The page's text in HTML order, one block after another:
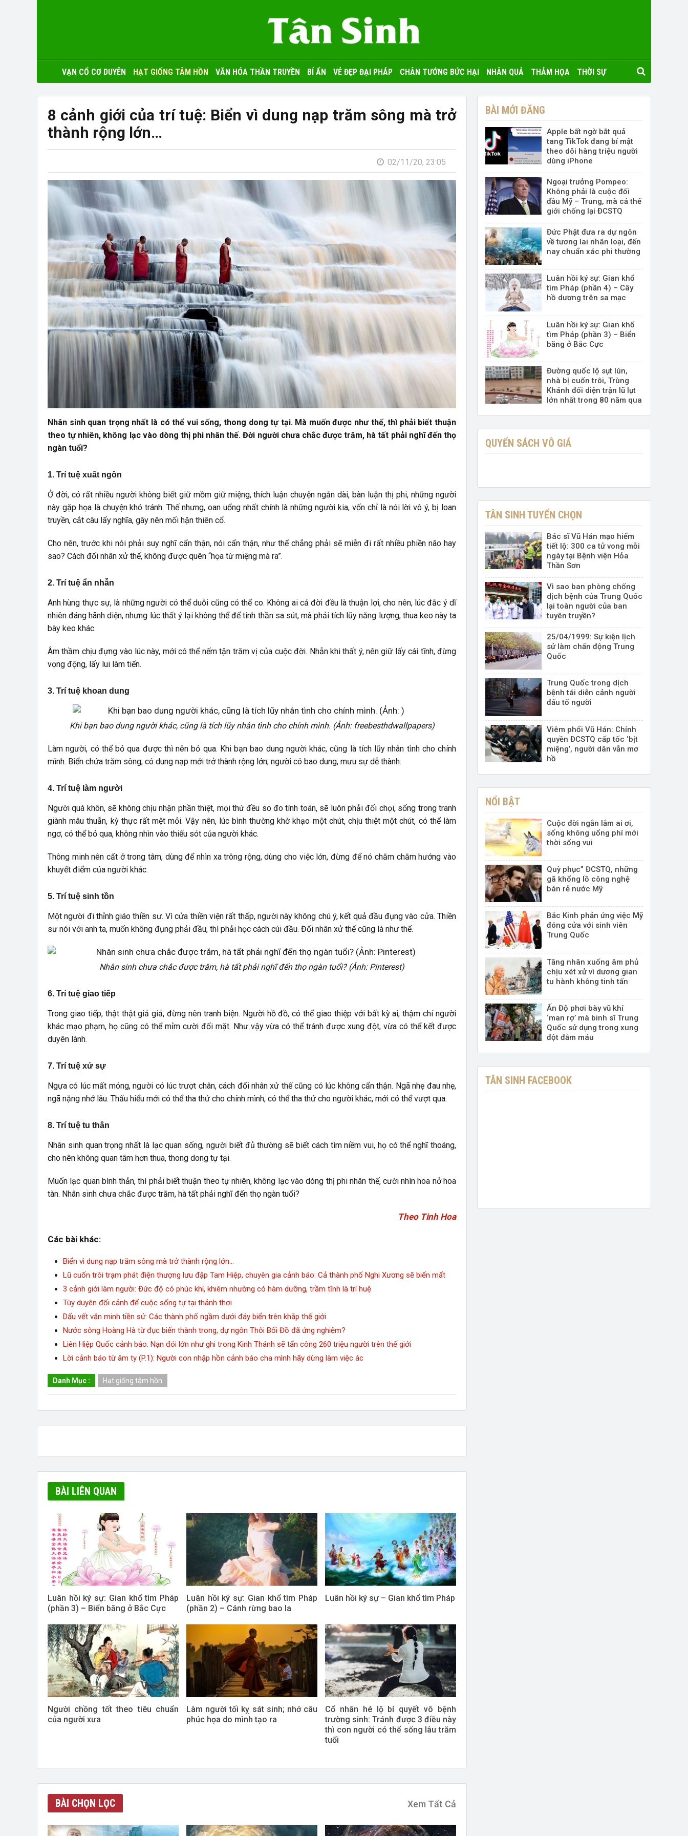
VẠN CỔ CƠ DUYÊN HẠT GIỐNG TÂM HỒN VĂN HÓA THẦN TRUYỀN BÍ ẨN VẺ ĐẸP ĐẠI PHÁP CHÂN TƯỚNG BỨC HẠI NHÂN QUẢ THẢM HỌA THỜI SỰ
8 cảnh giới của trí tuệ: Biển vì dung nạp trăm sông mà trở
thành rộng lớn…
02/11/20, 23:05
Nhân sinh quan trọng nhất là có thể vui sống, thong dong tự tại. Mà muốn được như thế, thì phải biết thuận
theo tự nhiên, không lạc vào dòng thị phi nhân thế. Đời người chưa chắc được trăm, hà tất phải nghĩ đến thọ
ngàn tuổi?
1. Trí tuệ xuất ngôn
Ở đời, có rất nhiều người không biết giữ mồm giữ miệng, thích luận chuyện ngắn dài, bàn luận thị phi, những người
này gặp họa là chuyện khó tránh. Thế nhưng, oan uổng nhất chính là những người kia, vốn chỉ là nói lời vô ý, bị loan
truyền, cắt câu lấy nghĩa, gây nên mối hận thiên cổ.
Cho nên, trước khi nói phải suy nghĩ cẩn thận, nói cẩn thận, như thế chẳng phải sẽ miễn đi rất nhiều phiền não hay
sao? Cách đối nhân xử thế, không được quên “họa từ miệng mà ra”.
2. Trí tuệ ẩn nhẫn
Anh hùng thực sự, là những người có thể duỗi cũng có thể co. Không ai cả đời đều là thuận lợi, cho nên, lúc đắc ý dĩ
nhiên đáng hãnh diện, nhưng lúc thất ý lại không thể để tinh thần sa sút, mà phải tích lũy năng lượng, thua keo này ta
bày keo khác.
Âm thầm chịu đựng vào lúc này, mới có thể nếm tận trăm vị của cuộc đời. Nhẫn khi thất ý, nên giữ lấy cái tĩnh, đừng
vọng động, lấy lui làm tiến.
3. Trí tuệ khoan dung
Khi bạn bao dung người khác, cũng là tích lũy nhân tình cho chính mình. (Ảnh: freebesthdwallpapers)
Làm người, có thể bỏ qua được thì nên bỏ qua. Khi bạn bao dung người khác, cũng là tích lũy nhân tình cho chính
mình. Biển chứa trăm sông, có dung nạp mới trở thành rộng lớn; người có bao dung, mưu sự dễ thành.
4. Trí tuệ làm người
Người quá khôn, sẽ không chịu nhận phần thiệt, mọi thứ đều so đo tính toán, sẽ luôn phải đối chọi, sống trong tranh
giành mâu thuẫn, kỳ thực rất mệt mỏi. Vậy nên, lúc bình thường khờ khạo một chút, chịu thiệt một chút, có thể làm
ngơ, có thể bỏ qua, không nhìn vào thiếu sót của người khác.
Thông minh nên cất ở trong tâm, dùng để nhìn xa trông rộng, dùng cho việc lớn, đừng để nó chằm chằm hướng vào
khuyết điểm của người khác.
5. Trí tuệ sinh tồn
Một người đi thỉnh giáo thiền sư. Vì cửa thiền viện rất thấp, người này không chú ý, kết quả đầu đụng vào cửa. Thiền
sư nói với anh ta, muốn không đụng phải đầu, thì phải học cách cúi đầu. Đối nhân xử thế cũng là như thế.
Nhân sinh chưa chắc được trăm, hà tất phải nghĩ đến thọ ngàn tuổi? (Ảnh: Pinterest)
6. Trí tuệ giao tiếp
Trong giao tiếp, thật thật giả giả, đừng nên tranh biện. Người hồ đồ, có thể giao thiệp với bất kỳ ai, thậm chí người
khác mạo phạm, họ cũng có thể mỉm cười đối mặt. Như vậy vừa có thể tránh được xung đột, vừa có thể kết được
duyên lành.
7. Trí tuệ xử sự
Ngựa có lúc mất móng, người có lúc trượt chân, cách đối nhân xử thế cũng có lúc không cẩn thận. Ngã nhẹ đau nhẹ,
ngã nặng nhớ lâu. Thấu hiểu mới có thể tha thứ cho chính mình, có thể tha thứ cho người khác, mới có thể vượt qua.
8. Trí tuệ tu thân
Nhân sinh quan trọng nhất là lạc quan sống, người biết đủ thường sẽ biết cách tìm niềm vui, họ có thể nghĩ thoáng,
cho nên không quan tâm hơn thua, thong dong tự tại.
Muốn lạc quan bình thản, thì phải biết thuận theo tự nhiên, không lạc vào dòng thị phi nhân thế, cười nhìn hoa nở hoa
tàn. Nhân sinh chưa chắc được trăm, hà tất phải nghĩ đến thọ ngàn tuổi?
Theo Tinh Hoa
Các bài khác:
Biển vì dung nạp trăm sông mà trở thành rộng lớn…
Lũ cuốn trôi trạm phát điện thượng lưu đập Tam Hiệp, chuyên gia cảnh báo: Cả thành phố Nghi Xương sẽ biến mất
3 cảnh giới làm người: Đức độ có phúc khí, khiêm nhường có hàm dưỡng, trầm tĩnh là trí huệ
Tùy duyên đối cảnh để cuộc sống tự tại thảnh thơi
Dấu vết văn minh tiền sử: Các thành phố ngầm dưới đáy biển trên khắp thế giới
Nước sông Hoàng Hà từ đục biến thành trong, dự ngôn Thôi Bối Đồ đã ứng nghiệm?
Liên Hiệp Quốc cảnh báo: Nạn đói lớn như ghi trong Kinh Thánh sẽ tấn công 260 triệu người trên thế giới
Lời cảnh báo từ âm ty (P.1): Người con nhập hồn cảnh báo cha mình hãy dừng làm việc ác
Danh Mục : Hạt giống tâm hồn
BÀI LIÊN QUAN
Luân hồi ký sự: Gian khổ tìm Pháp
(phần 3) – Biển băng ở Bắc Cực
Luân hồi ký sự: Gian khổ tìm Pháp
(phần 2) – Cánh rừng bao la
Luân hồi ký sự – Gian khổ tìm Pháp
Người chồng tốt theo tiêu chuẩn
của người xưa
Làm người tối kỵ sát sinh; nhớ câu
phúc họa do mình tạo ra
Cổ nhân hé lộ bí quyết vô bệnh
trường sinh: Tránh được 3 điều này
thì con người có thể sống lâu trăm
tuổi
BÀI CHỌN LỌC Xem Tất Cả
BÀI MỚI ĐĂNG
Apple bất ngờ bắt quả
tang TikTok đang bí mật
theo dõi hàng triệu người
dùng iPhone
Ngoại trưởng Pompeo:
Không phải là cuộc đối
đầu Mỹ – Trung, mà cả thế
giới chống lại ĐCSTQ
Đức Phật đưa ra dự ngôn
về tương lai nhân loại, đến
nay chuẩn xác phi thường
Luân hồi ký sự: Gian khổ
tìm Pháp (phần 4) – Cây
hồ dương trên sa mạc
Luân hồi ký sự: Gian khổ
tìm Pháp (phần 3) – Biển
băng ở Bắc Cực
Đường quốc lộ sụt lún,
nhà bị cuốn trôi, Trùng
Khánh đối diện trận lũ lụt
lớn nhất trong 80 năm qua
QUYỂN SÁCH VÔ GIÁ
TÂN SINH TUYỂN CHỌN
Bác sĩ Vũ Hán mạo hiểm
tiết lộ: 300 ca tử vong mỗi
ngày tại Bệnh viện Hỏa
Thần Sơn
Vì sao ban phòng chống
dịch bệnh của Trung Quốc
lại toàn người của ban
tuyên truyền?
25/04/1999: Sự kiện lịch
sử làm chấn động Trung
Quốc
Trung Quốc trong dịch
bệnh tái diễn cảnh người
đấu tố người
Viêm phổi Vũ Hán: Chính
quyền ĐCSTQ cấp tốc ‘bịt
miệng’, người dân vẫn mơ
hồ
NỔI BẬT
Cuộc đời ngắn lắm ai ơi,
sống không uổng phí mới
thời sống vui
Quỳ phục” ĐCSTQ, những
gã khổng lồ công nghệ
bán rẻ nước Mỹ
Bắc Kinh phản ứng việc Mỹ
đóng cửa với sinh viên
Trung Quốc
Tăng nhân xuống âm phủ
chịu xét xử vì dương gian
tu hành không tinh tấn
Ấn Độ phơi bày vũ khí
‘man rợ’ mà binh sĩ Trung
Quốc sử dụng trong xung
đột đẫm máu
TÂN SINH FACEBOOK